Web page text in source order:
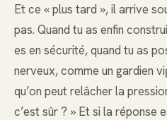
Et ce « plus tard », il arrive
pas. Quand tu as enfin
es en sécurité, quand tu as
nerveux, comme un gardien
qu’on peut relâcher la
c’est sûr ? » Et si la réponse